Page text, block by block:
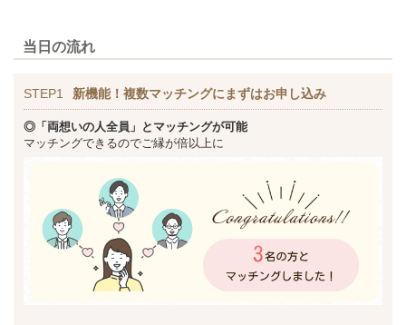
当日の流れ
STEP1 新機能！複数マッチングにまずはお申し込み
◎「両想いの人全員」とマッチングが可能
マッチングできるのでご縁が倍以上に